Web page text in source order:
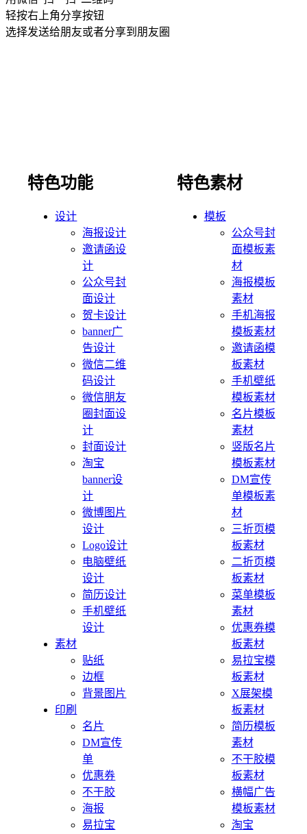
轻按右上角分享按钮
选择发送给朋友或者分享到朋友圈
特色功能
设计
海报设计
邀请函设
计
公众号封
面设计
贺卡设计
banner广
告设计
微信二维
码设计
微信朋友
圈封面设
计
封面设计
淘宝
banner设
计
微博图片
设计
Logo设计
电脑壁纸
设计
简历设计
手机壁纸
设计
素材
贴纸
边框
背景图片
印刷
名片
DM宣传
单
优惠券
不干胶
海报
易拉宝
特色素材
模板
公众号封
面模板素
材
海报模板
素材
手机海报
模板素材
邀请函模
板素材
手机壁纸
模板素材
名片模板
素材
竖版名片
模板素材
DM宣传
单模板素
材
三折页模
板素材
二折页模
板素材
菜单模板
素材
优惠券模
板素材
易拉宝模
板素材
X展架模
板素材
简历模板
素材
不干胶模
板素材
横幅广告
模板素材
淘宝